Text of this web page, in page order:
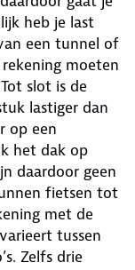
heb je last
een tunnel of
moeten
slot is de
lastiger dan
op een
het dak op
daardoor geen
fietsen tot
met de
tussen
Zelfs drie